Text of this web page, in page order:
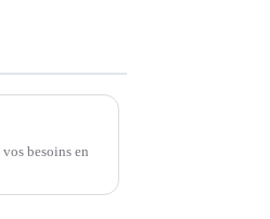
besoins en